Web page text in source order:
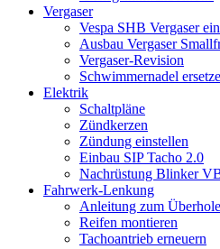
Vergaser
Vespa SHB Vergaser
Ausbau Vergaser
Vergaser-Revision
Schwimmernadel
Elektrik
Schaltpläne
Zündkerzen
Zündung einstellen
Einbau SIP Tacho 2.0
Nachrüstung Blinker
Fahrwerk-Lenkung
Anleitung zum
Reifen montieren
Tachoantrieb erneuern